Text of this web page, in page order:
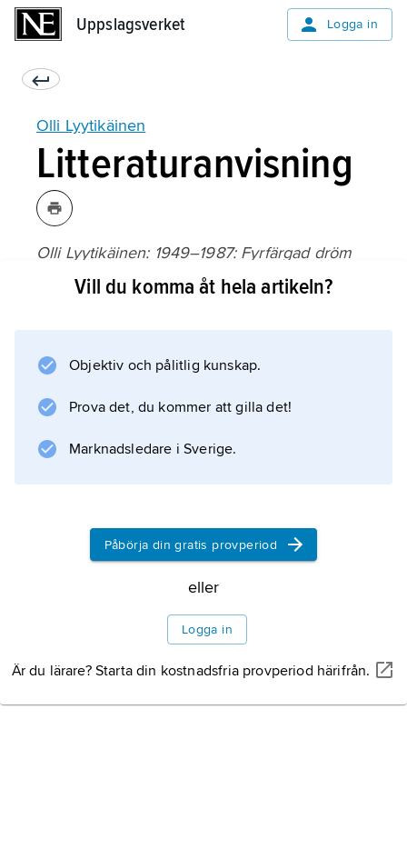
Uppslagsverket Logga in
Olli Lyytikäinen
Litteraturanvisning
Olli Lyytikäinen: 1949–1987: Fyrfärgad dröm
, utställningskatalog, Amos Andersons
Vill du komma åt hela artikeln?
Objektiv och pålitlig kunskap.
Prova det, du kommer att gilla det!
Marknadsledare i Sverige.
Påbörja din gratis provperiod
eller
Logga in
Är du lärare? Starta din kostnadsfria provperiod härifrån.